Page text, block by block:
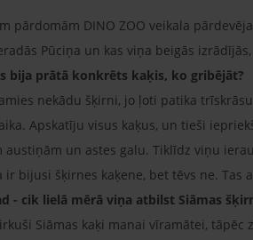
pārdomām DINO ZOO veikala
Pūciņa un kas viņa beigās
bija prātā konkrēts kaķis, ko gribējāt?
nekādu šķirni, jo ļoti patika
Apskatīju visus kaķus, un tieši
austiņām un astes galu. Tiklīdz viņu
ir bijusi šķirnes kaķene, bet tēvs ne.
- cik lielā mērā viņa atbilst Siāmas
Siāmas kaķi manai vīramātei,